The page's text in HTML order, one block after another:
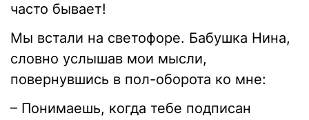
часто бывает!
Мы встали на светофоре. Бабушка Нина,
словно услышав мои мысли,
повернувшись в пол-оборота ко мне:
– Понимаешь, когда тебе подписан